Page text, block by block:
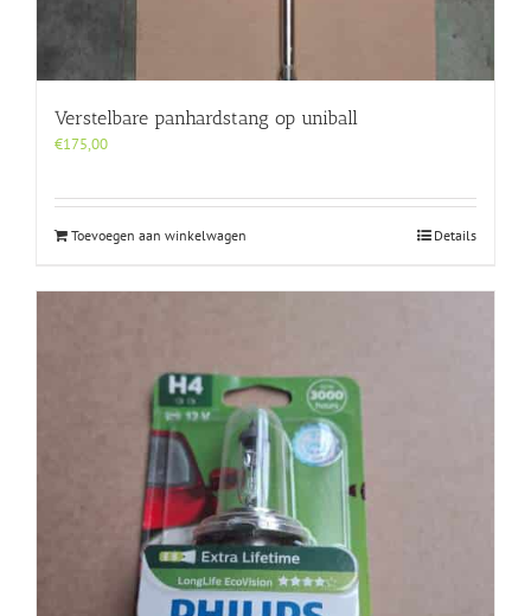
Verstelbare panhardstang op uniball
€175,00
Toevoegen aan winkelwagen Details